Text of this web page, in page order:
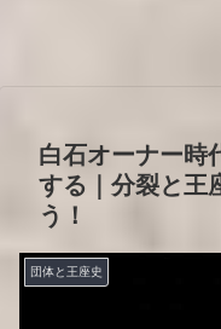
白石オーナー時
する｜分裂と王
う！
団体と王座史